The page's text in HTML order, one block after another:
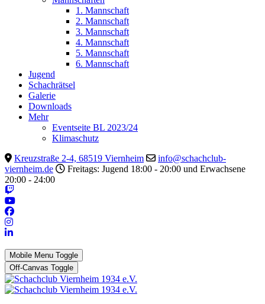
1. Mannschaft
2. Mannschaft
3. Mannschaft
4. Mannschaft
5. Mannschaft
6. Mannschaft
Jugend
Schachrätsel
Galerie
Downloads
Mehr
Eventseite BL 2023/24
Klimaschutz
Kreuzstraße 2-4, 68519 Viernheim
info@schachclub-
viernheim.de
Freitags: Jugend 18:00 - 20:00 und Erwachsene
20:00 - 24:00
Mobile Menu Toggle
Off-Canvas Toggle